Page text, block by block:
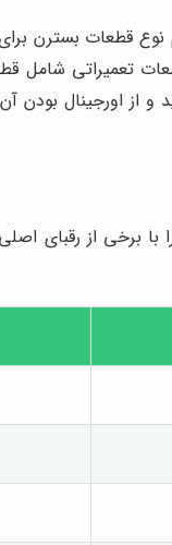
قطعات بسترن
تعمیراتی شامل
و از اورجینال بودن
با برخی از رقبای